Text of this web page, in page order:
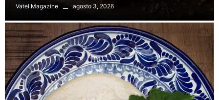
Vatel Magazine agosto 3, 2026